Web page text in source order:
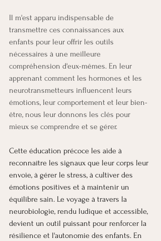
Il m'est apparu indispensable de
transmettre ces connaissances aux
enfants pour leur offrir les outils
nécessaires à une meilleure
compréhension d'eux-mêmes. En leur
apprenant comment les hormones et les
neurotransmetteurs influencent leurs
émotions, leur comportement et leur bien-
être, nous leur donnons les clés pour
mieux se comprendre et se gérer.
Cette éducation précoce les aide à
reconnaître les signaux que leur corps leur
envoie, à gérer le stress, à cultiver des
émotions positives et à maintenir un
équilibre sain. Le voyage à travers la
neurobiologie, rendu ludique et accessible,
devient un outil puissant pour renforcer la
résilience et l'autonomie des enfants. En